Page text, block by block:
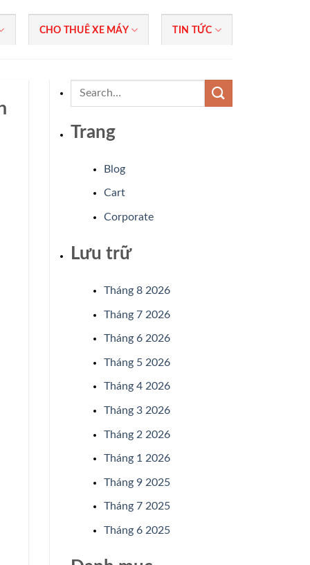
CHO THUÊ XE MÁY TIN TỨC
Trang
Blog
Cart
Corporate
Lưu trữ
Tháng 8 2026
Tháng 7 2026
Tháng 6 2026
Tháng 5 2026
Tháng 4 2026
Tháng 3 2026
Tháng 2 2026
Tháng 1 2026
Tháng 9 2025
Tháng 7 2025
Tháng 6 2025